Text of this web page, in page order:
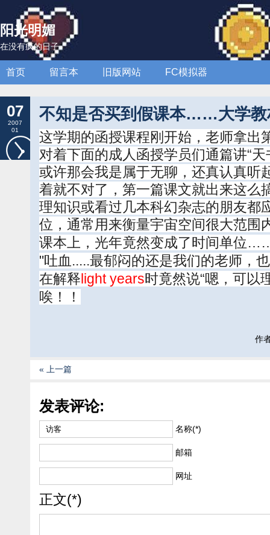
阳光明媚
在没有疯的日子
首页 留言本 旧版网站 FC模拟器
07
2007
01
不知是否买到假课本……大学教
这学期的函授课程刚开始，老师拿出
对着下面的成人函授学员们通篇讲“天
或许那会我是属于无聊，还真认真听
着就不对了，第一篇课文就出来这
理知识或看过几本科幻杂志的朋友都
位，通常用来衡量宇宙空间很大范围
课本上，光年竟然变成了时间单位
"吐血.....最郁闷的还是我们的老师，
在解释light years时竟然说“嗯，可以
唉！！
作
« 上一篇
发表评论:
名称(*)
邮箱
网址
正文(*)